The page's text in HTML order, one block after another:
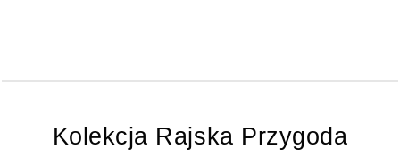
Kolekcja Rajska Przygoda